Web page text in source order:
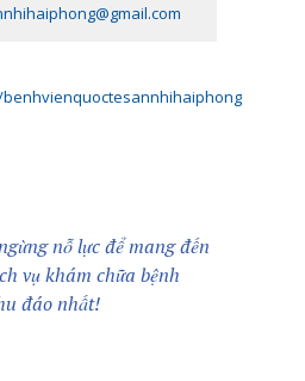
nỗ lực để mang đến
vụ khám chữa bệnh
đáo nhất!